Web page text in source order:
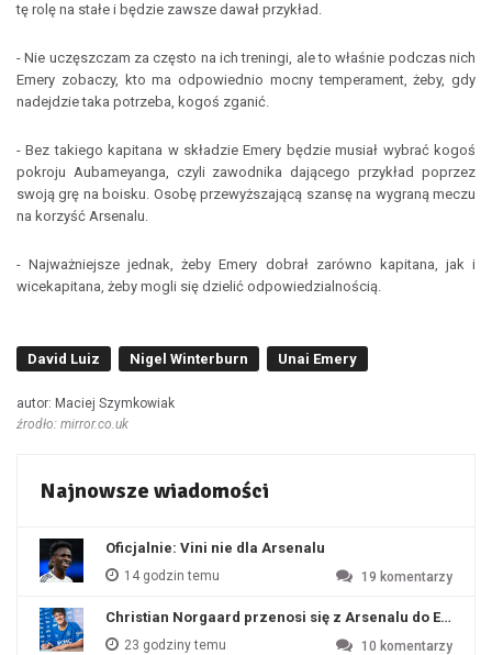
tę rolę na stałe i będzie zawsze dawał przykład.
- Nie uczęszczam za często na ich treningi, ale to właśnie podczas nich
Emery zobaczy, kto ma odpowiednio mocny temperament, żeby, gdy
nadejdzie taka potrzeba, kogoś zganić.
- Bez takiego kapitana w składzie Emery będzie musiał wybrać kogoś
pokroju Aubameyanga, czyli zawodnika dającego przykład poprzez
swoją grę na boisku. Osobę przewyższającą szansę na wygraną meczu
na korzyść Arsenalu.
- Najważniejsze jednak, żeby Emery dobrał zarówno kapitana, jak i
wicekapitana, żeby mogli się dzielić odpowiedzialnością.
David Luiz Nigel Winterburn Unai Emery
autor: Maciej Szymkowiak
źrodło: mirror.co.uk
Najnowsze wiadomości
Oficjalnie: Vini nie dla Arsenalu
14 godzin temu 19 komentarzy
Christian Norgaard przenosi się z Arsenalu do
23 godziny temu 10 komentarzy